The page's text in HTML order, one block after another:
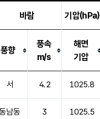
바람 기압(hPa)
풍향
풍속
m/s
해면
기압
서 4.2 1025.8
남동 3 1025.5